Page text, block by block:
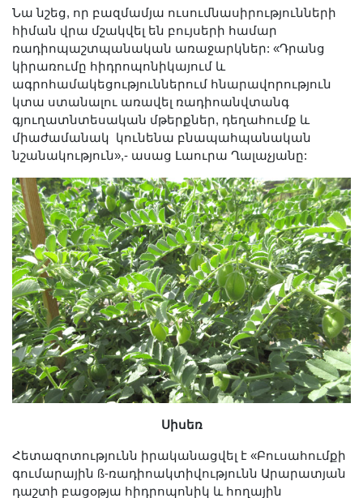
Նա նշեց, որ բազմամյա ուսումնասիրությունների
հիման վրա մշակվել են բույսերի համար
ռադիոպաշտպանական առաջարկներ: «Դրանց
կիրառումը հիդրոպոնիկայում և
ագրոհամակեցություններում հնարավորություն
կտա ստանալու առավել ռադիոանվտանգ
գյուղատնտեսական մթերքներ, դեղահումք և
միաժամանակ կունենա բնապահպանական
նշանակություն»,- ասաց Լաուրա Ղալաչյանը:
Սիսեռ
Հետազոտությունն իրականացվել է «Բուսահումքի
գումարային ß-ռադիոակտիվությունն Արարատյան
դաշտի բացօթյա հիդրոպոնիկ և հողային